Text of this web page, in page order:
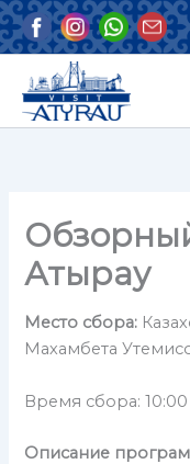
Перейти
к
содержимому
Атырау
Место сбора:
Махамбета
Время сбора: 10:00
Описание